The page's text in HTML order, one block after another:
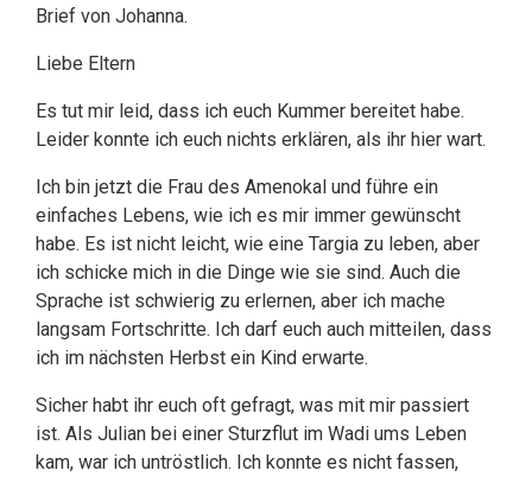
Brief von Johanna.
Liebe Eltern
Es tut mir leid, dass ich euch Kummer bereitet habe.
Leider konnte ich euch nichts erklären, als ihr hier wart.
Ich bin jetzt die Frau des Amenokal und führe ein
einfaches Lebens, wie ich es mir immer gewünscht
habe. Es ist nicht leicht, wie eine Targia zu leben, aber
ich schicke mich in die Dinge wie sie sind. Auch die
Sprache ist schwierig zu erlernen, aber ich mache
langsam Fortschritte. Ich darf euch auch mitteilen, dass
ich im nächsten Herbst ein Kind erwarte.
Sicher habt ihr euch oft gefragt, was mit mir passiert
ist. Als Julian bei einer Sturzflut im Wadi ums Leben
kam, war ich untröstlich. Ich konnte es nicht fassen,